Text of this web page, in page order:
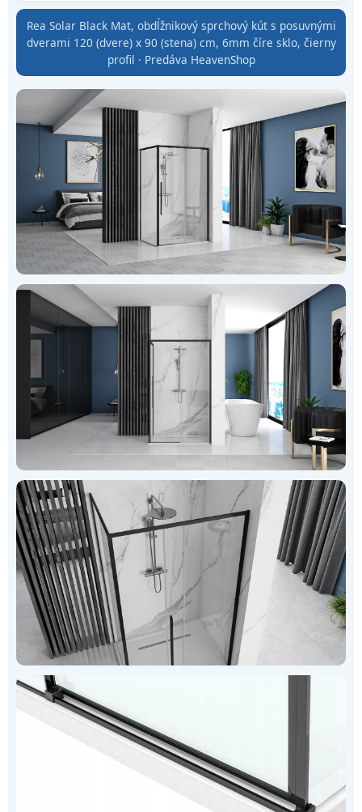
Rea Solar Black Mat, obdĺžnikový sprchový kút s posuvnými
dverami 120 (dvere) x 90 (stena) cm, 6mm číre sklo, čierny
profil · Predáva HeavenShop